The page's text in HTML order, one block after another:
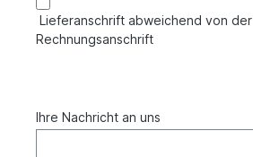
Lieferanschrift abweichend von der
Rechnungsanschrift
Ihre Nachricht an uns